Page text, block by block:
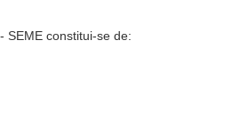
SEME constitui-se de: